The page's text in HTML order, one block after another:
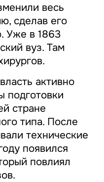
весь
сделав его
Уже в 1863
вуз. Там
активно
подготовки
стране
типа. После
технические
появился
повлиял